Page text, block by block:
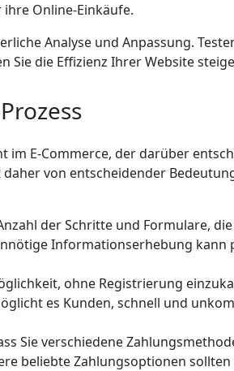
Online-Einkäufe.
Analyse und Anpassung.
Sie die Effizienz Ihrer Website
E-Commerce, der darüber
von entscheidender
der Schritte und Formulare,
Informationserhebung kann
ohne Registrierung
es Kunden, schnell und
Sie verschiedene
beliebte Zahlungsoptionen